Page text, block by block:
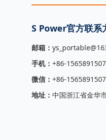
S Power官方联系
邮箱：
手机： +86-
微信： +86-
地址： 中国浙江省金华